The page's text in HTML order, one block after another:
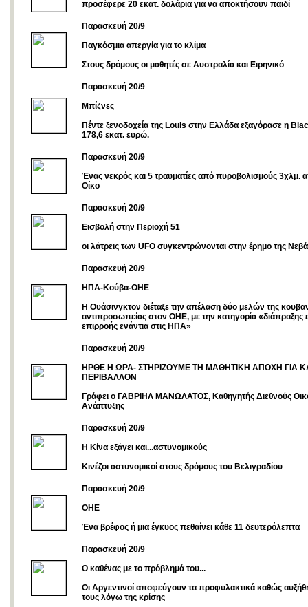
προσέφερε 20 εκατ. δολάρια για να αποκτήσουν παιδί
Παρασκευή 20/9
Παγκόσμια απεργία για το κλίμα
Στους δρόμους οι μαθητές σε Αυστραλία και Ειρηνικό
Παρασκευή 20/9
Μπίζνες
Πέντε ξενοδοχεία της Louis στην Ελλάδα εξαγόρασε η
178,6 εκατ. ευρώ.
Παρασκευή 20/9
Ένας νεκρός και 5 τραυματίες από πυροβολισμούς 3χλμ.
Οίκο
Παρασκευή 20/9
Εισβολή στην Περιοχή 51
οι λάτρεις των UFO συγκεντρώνονται στην έρημο της
Παρασκευή 20/9
ΗΠΑ-Κούβα-ΟΗΕ
Η Ουάσινγκτον διέταξε την απέλαση δύο μελών της
αντιπροσωπείας στον ΟΗΕ, με την κατηγορία «διάπραξης
επιρροής ενάντια στις ΗΠΑ»
Παρασκευή 20/9
ΗΡΘΕ Η ΩΡΑ- ΣΤΗΡΙΖΟΥΜΕ ΤΗ ΜΑΘΗΤΙΚΗ ΑΠΟΧΗ ΓΙΑ
ΠΕΡΙΒΑΛΛΟΝ
Γράφει ο ΓΑΒΡΙΗΛ ΜΑΝΩΛΑΤΟΣ, Καθηγητής Διεθνούς
Ανάπτυξης
Παρασκευή 20/9
Η Κίνα εξάγει και...αστυνομικούς
Κινέζοι αστυνομικοί στους δρόμους του Βελιγραδίου
Παρασκευή 20/9
ΟΗΕ
Ένα βρέφος ή μια έγκυος πεθαίνει κάθε 11 δευτερόλεπτα
Παρασκευή 20/9
Ο καθένας με το πρόβλημά του...
Οι Αργεντινοί αποφεύγουν τα προφυλακτικά καθώς
τους λόγω της κρίσης